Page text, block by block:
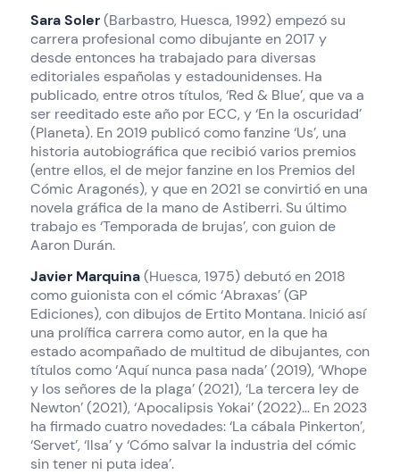
Sara Soler(Barbastro, Huesca, 1992) empezó su
carrera profesional como dibujante en 2017 y
desde entonces ha trabajado para diversas
editoriales españolas y estadounidenses. Ha
publicado, entre otros títulos, ‘Red & Blue’, que va a
ser reeditado este año por ECC, y ‘En la oscuridad’
(Planeta). En 2019 publicó como fanzine ‘Us’, una
historia autobiográfica que recibió varios premios
(entre ellos, el de mejor fanzine en los Premios del
Cómic Aragonés), y que en 2021 se convirtió en una
novela gráfica de la mano de Astiberri. Su último
trabajo es ‘Temporada de brujas’, con guion de
Aaron Durán.
Javier Marquina(Huesca, 1975) debutó en 2018
como guionista con el cómic ‘Abraxas’ (GP
Ediciones), con dibujos de Ertito Montana. Inició así
una prolífica carrera como autor, en la que ha
estado acompañado de multitud de dibujantes, con
títulos como ‘Aquí nunca pasa nada’ (2019), ‘Whope
y los señores de la plaga’ (2021), ‘La tercera ley de
Newton’ (2021), ‘Apocalipsis Yokai’ (2022)… En 2023
ha firmado cuatro novedades: ‘La cábala Pinkerton’,
‘Servet’, ‘Ilsa’ y ‘Cómo salvar la industria del cómic
sin tener ni puta idea’.